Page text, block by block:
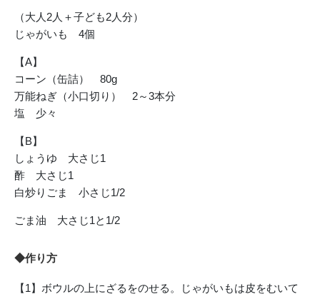
（大人2人＋子ども2人分）
じゃがいも 4個
【A】
コーン（缶詰） 80g
万能ねぎ（小口切り） 2～3本分
塩 少々
【B】
しょうゆ 大さじ1
酢 大さじ1
白炒りごま 小さじ1/2
ごま油 大さじ1と1/2
◆作り方
【1】ボウルの上にざるをのせる。じゃがいもは皮をむいて